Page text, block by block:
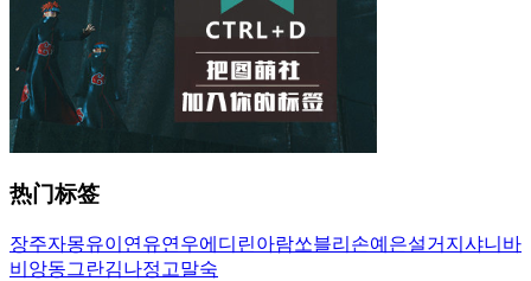
热门标签
장주자몽유이 연유연우에디린아람쏘블리 손예은설거지 샤니 바
비앙동그란김나정 고말숙